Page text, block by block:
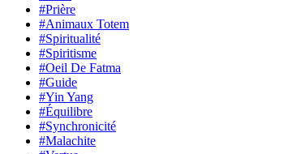
#Prière
#Animaux Totem
#Spiritualité
#Spiritisme
#Oeil De Fatma
#Guide
#Yin Yang
#Équilibre
#Synchronicité
#Malachite